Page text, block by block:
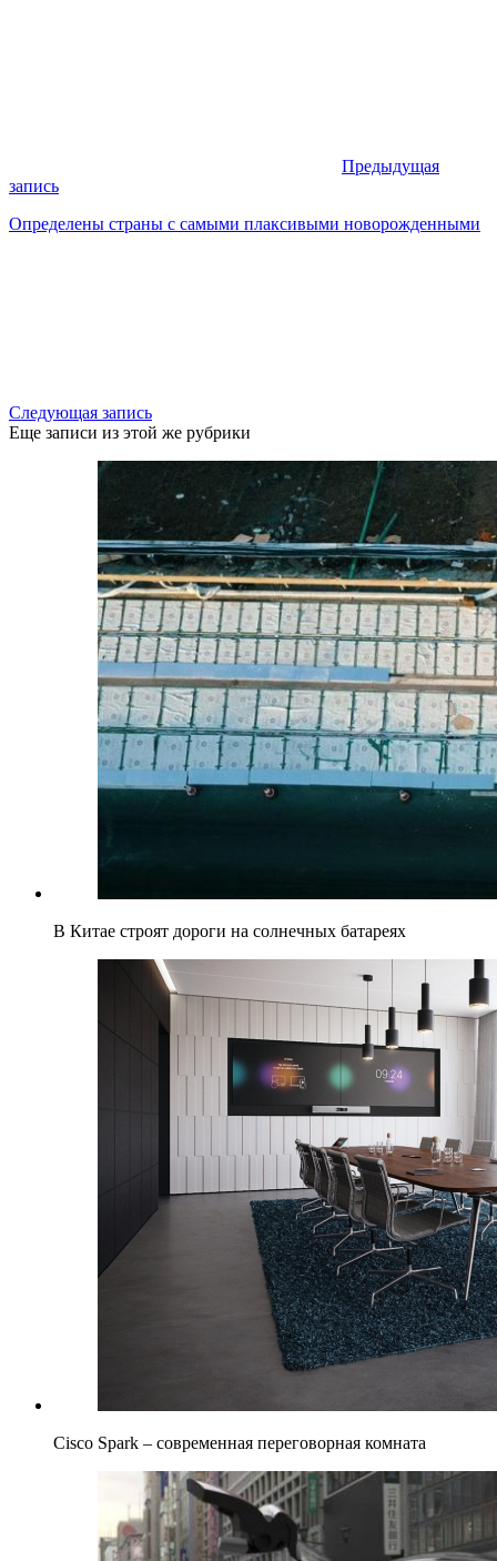
Предыдущая
запись
Определены страны с самыми плаксивыми новорожденными
Следующая запись
Еще записи из этой же рубрики
В Китае строят дороги на солнечных батареях
Cisco Spark – современная переговорная комната